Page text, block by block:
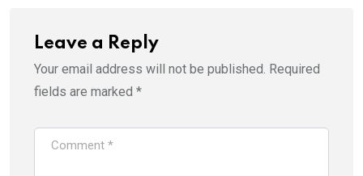
Leave a Reply
Your email address will not be published. Required
fields are marked *